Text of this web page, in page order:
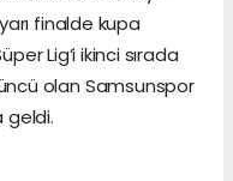
finalde kupa
Lig’i ikinci sırada
olan Samsunspor
geldi.